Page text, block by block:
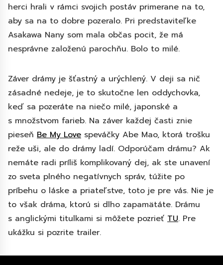
herci hrali v rámci svojich postáv primerane na to,
aby sa na to dobre pozeralo. Pri predstaviteľke
Asakawa Nany som mala občas pocit, že má
nesprávne založenú parochňu. Bolo to milé.
Záver drámy je šťastný a urýchlený. V deji sa nič
zásadné nedeje, je to skutočne len oddychovka,
keď sa pozeráte na niečo milé, japonské a
s množstvom farieb. Na záver každej časti znie
pieseň Be My Love speváčky Abe Mao, ktorá trošku
reže uši, ale do drámy ladí. Odporúčam drámu? Ak
nemáte radi príliš komplikovaný dej, ak ste unavení
zo sveta plného negatívnych správ, túžite po
príbehu o láske a priateľstve, toto je pre vás. Nie je
to však dráma, ktorú si dlho zapamätáte. Drámu
s anglickými titulkami si môžete pozrieť TU. Pre
ukážku si pozrite trailer.